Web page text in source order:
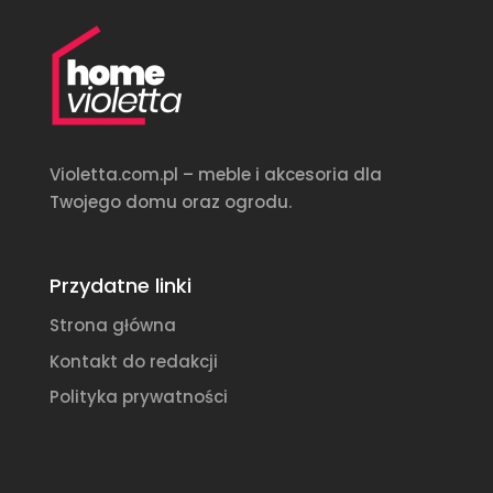
Violetta.com.pl – meble i akcesoria dla
Twojego domu oraz ogrodu.
Przydatne linki
Strona główna
Kontakt do redakcji
Polityka prywatności